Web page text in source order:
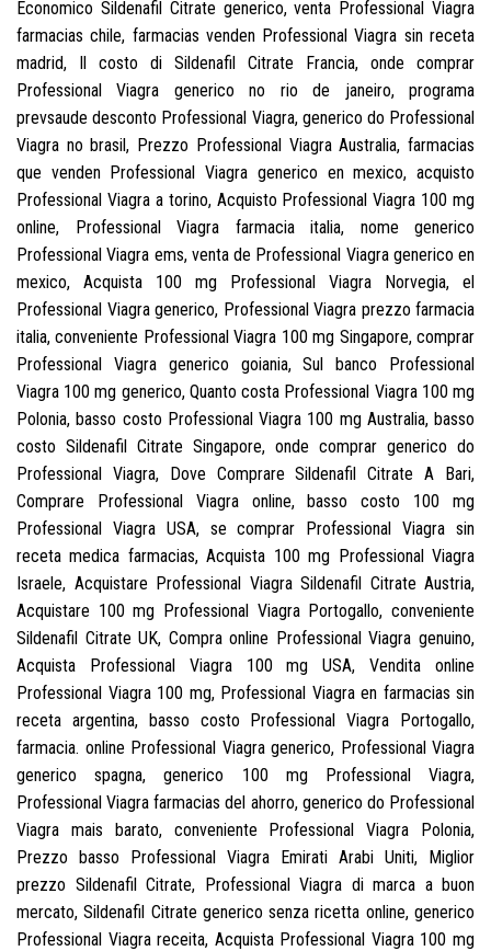
Economico Sildenafil Citrate generico, venta Professional Viagra
farmacias chile, farmacias venden Professional Viagra sin receta
madrid, Il costo di Sildenafil Citrate Francia, onde comprar
Professional Viagra generico no rio de janeiro, programa
prevsaude desconto Professional Viagra, generico do Professional
Viagra no brasil, Prezzo Professional Viagra Australia, farmacias
que venden Professional Viagra generico en mexico, acquisto
Professional Viagra a torino, Acquisto Professional Viagra 100 mg
online, Professional Viagra farmacia italia, nome generico
Professional Viagra ems, venta de Professional Viagra generico en
mexico, Acquista 100 mg Professional Viagra Norvegia, el
Professional Viagra generico, Professional Viagra prezzo farmacia
italia, conveniente Professional Viagra 100 mg Singapore, comprar
Professional Viagra generico goiania, Sul banco Professional
Viagra 100 mg generico, Quanto costa Professional Viagra 100 mg
Polonia, basso costo Professional Viagra 100 mg Australia, basso
costo Sildenafil Citrate Singapore, onde comprar generico do
Professional Viagra, Dove Comprare Sildenafil Citrate A Bari,
Comprare Professional Viagra online, basso costo 100 mg
Professional Viagra USA, se comprar Professional Viagra sin
receta medica farmacias, Acquista 100 mg Professional Viagra
Israele, Acquistare Professional Viagra Sildenafil Citrate Austria,
Acquistare 100 mg Professional Viagra Portogallo, conveniente
Sildenafil Citrate UK, Compra online Professional Viagra genuino,
Acquista Professional Viagra 100 mg USA, Vendita online
Professional Viagra 100 mg, Professional Viagra en farmacias sin
receta argentina, basso costo Professional Viagra Portogallo,
farmacia. online Professional Viagra generico, Professional Viagra
generico spagna, generico 100 mg Professional Viagra,
Professional Viagra farmacias del ahorro, generico do Professional
Viagra mais barato, conveniente Professional Viagra Polonia,
Prezzo basso Professional Viagra Emirati Arabi Uniti, Miglior
prezzo Sildenafil Citrate, Professional Viagra di marca a buon
mercato, Sildenafil Citrate generico senza ricetta online, generico
Professional Viagra receita, Acquista Professional Viagra 100 mg